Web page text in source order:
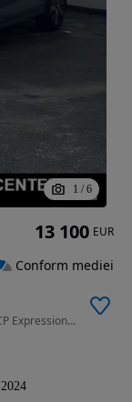
1 / 6
999 cm3 • 90 CP • dacia, logan, sedan, 1.0 TCe 90CP Expression MT6
2024
13 100 EUR
Conform mediei